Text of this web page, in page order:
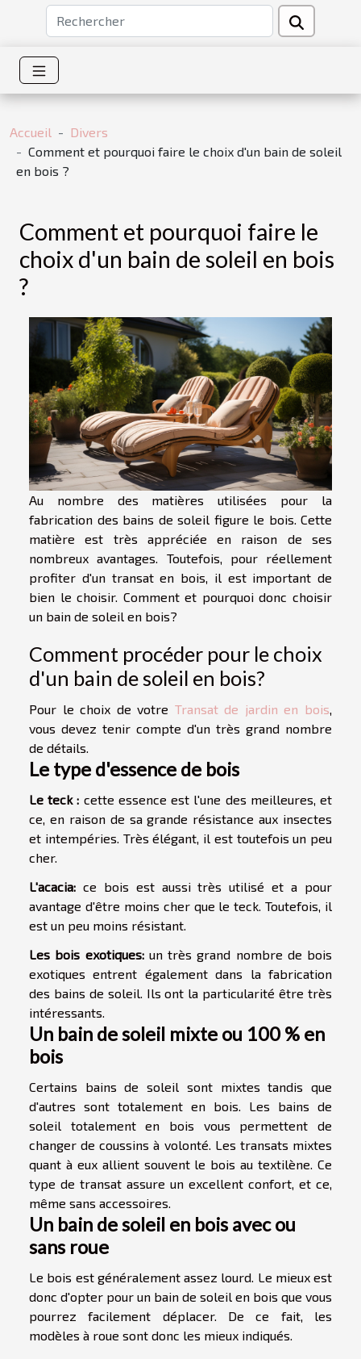
Accueil
Divers
Comment et pourquoi faire le choix d'un bain de soleil
en bois ?
Comment et pourquoi faire le
choix d'un bain de soleil en bois
?
Au nombre des matières utilisées pour la
fabrication des bains de soleil figure le bois. Cette
matière est très appréciée en raison de ses
nombreux avantages. Toutefois, pour réellement
profiter d'un transat en bois, il est important de
bien le choisir. Comment et pourquoi donc choisir
un bain de soleil en bois?
Comment procéder pour le choix
d'un bain de soleil en bois?
Pour le choix de votre Transat de jardin en bois,
vous devez tenir compte d'un très grand nombre
de détails.
Le type d'essence de bois
Le teck : cette essence est l'une des meilleures, et
ce, en raison de sa grande résistance aux insectes
et intempéries. Très élégant, il est toutefois un peu
cher.
L'acacia: ce bois est aussi très utilisé et a pour
avantage d'être moins cher que le teck. Toutefois, il
est un peu moins résistant.
Les bois exotiques:un très grand nombre de bois
exotiques entrent également dans la fabrication
des bains de soleil. Ils ont la particularité être très
intéressants.
Un bain de soleil mixte ou 100 % en
bois
Certains bains de soleil sont mixtes tandis que
d'autres sont totalement en bois. Les bains de
soleil totalement en bois vous permettent de
changer de coussins à volonté. Les transats mixtes
quant à eux allient souvent le bois au textilène. Ce
type de transat assure un excellent confort, et ce,
même sans accessoires.
Un bain de soleil en bois avec ou
sans roue
Le bois est généralement assez lourd. Le mieux est
donc d'opter pour un bain de soleil en bois que vous
pourrez facilement déplacer. De ce fait, les
modèles à roue sont donc les mieux indiqués.